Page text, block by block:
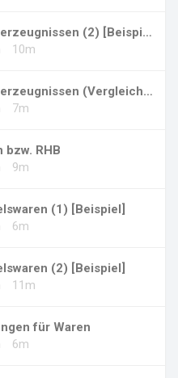
Bewertung von Fertigerzeugnissen (2) [Beispie...
10m
Bewertung von Fertigerzeugnissen (Vergleichsw...
7m
bzw. RHB
9m
(1) [Beispiel]
6m
(2) [Beispiel]
11m
für Waren
6m